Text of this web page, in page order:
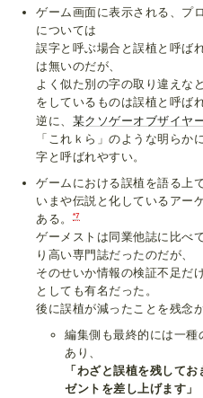
ゲーム画面に表示される、プ
については
誤字と呼ぶ場合と誤植と呼ば
は無いのだが、
よく似た別の字の取り違えな
をしているものは誤植と呼ば
逆に、 某クソゲーオブザイヤ
「これｋら」のような明らか
字と呼ばれやすい。
ゲームにおける誤植を語る上
いまや伝説と化しているアー
ある。
*7
ゲーメストは同業他誌に比べ
り高い専門誌だったのだが、
そのせいか情報の検証不足だ
としても有名だった。
後に誤植が減ったことを残念
編集側も最終的には一
あり、
「わざと誤植を残して
ゼントを差し上げます」